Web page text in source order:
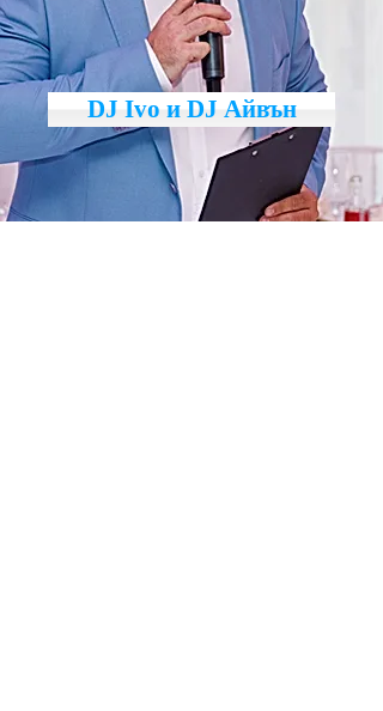
DJ Ivo и DJ Айвън